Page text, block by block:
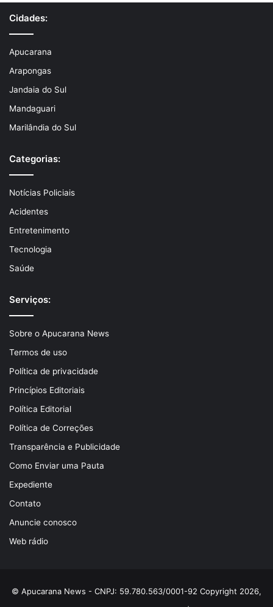
Cidades:
Apucarana
Arapongas
Jandaia do Sul
Mandaguari
Marilândia do Sul
Categorias:
Notícias Policiais
Acidentes
Entretenimento
Tecnologia
Saúde
Serviços:
Sobre o Apucarana News
Termos de uso
Política de privacidade
Princípios Editoriais
Política Editorial
Política de Correções
Transparência e Publicidade
Como Enviar uma Pauta
Expediente
Contato
Anuncie conosco
Web rádio
© Apucarana News - CNPJ: 59.780.563/0001-92 Copyright 2026,